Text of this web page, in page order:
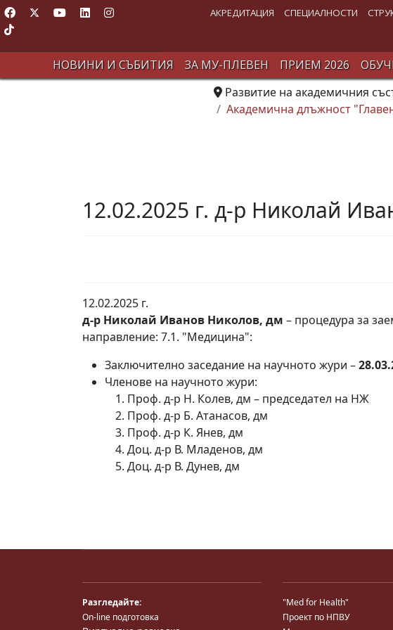
АКРЕДИТАЦИЯ СПЕЦИАЛНОСТИ
НОВИНИ И СЪБИТИЯ ЗА МУ-ПЛЕВЕН ПРИЕМ 2026
Развитие на академичния
Академична длъжност
12.02.2025 г. д-р Николай
12.02.2025 г.
д-р Николай Иванов Николов, дм – процедура за
направление: 7.1. "Медицина":
Заключително заседание на научното жури –
Членове на научното жури:
Проф. д-р Н. Колев, дм – председател на НЖ
Проф. д-р Б. Атанасов, дм
Проф. д-р К. Янев, дм
Доц. д-р В. Младенов, дм
Доц. д-р В. Дунев, дм
Разгледайте:
On-line подготовка
"Med for Health"
Проект по НПВУ